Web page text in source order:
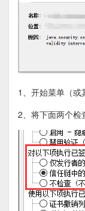
1、开始菜单（或
2、将下面两个检